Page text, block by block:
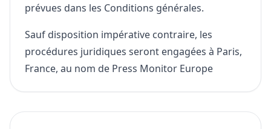
prévues dans les Conditions générales.
Sauf disposition impérative contraire, les
procédures juridiques seront engagées à Paris,
France, au nom de Press Monitor Europe